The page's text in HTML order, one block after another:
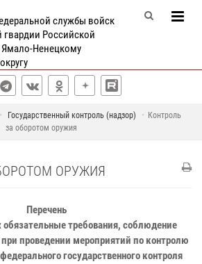
службы войск
Российской
Ненецкому
Государственный контроль (надзор)
Контроль
за оборотом оружия
ОРУЖИЯ
Перечень
требования, соблюдение
проведении мероприятий по контролю
государственного контроля